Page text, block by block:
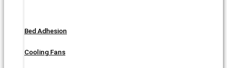
Bed Adhesion
Cooling Fans